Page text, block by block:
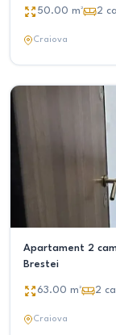
50.00 m² 2
Craiova
Apartament 2
Brestei
63.00 m² 2
Craiova